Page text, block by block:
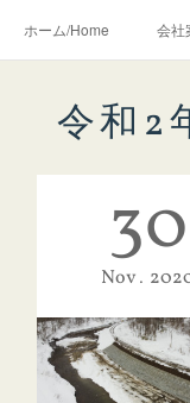
ホーム/Home 会社
令和2
30
Nov